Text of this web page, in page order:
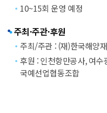
10~15회 운영 예정
주최·주관·후원
주최/주관 : (재)한국해양
후원 : 인천항만공사, 여
국예선업협동조합